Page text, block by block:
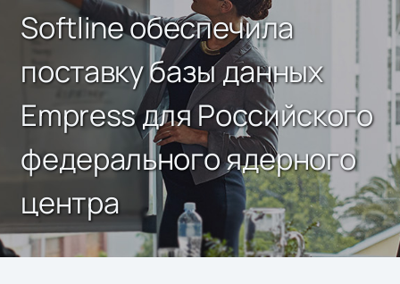
Softline обеспечила
поставку базы данных
Empress для Российского
федерального ядерного
центра